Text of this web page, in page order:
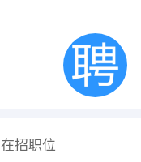
在招职位